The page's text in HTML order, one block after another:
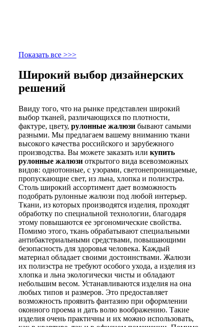
Показать все >>>
Широкий выбор дизайнерских
решений
Ввиду того, что на рынке представлен широкий
выбор тканей, различающихся по плотности,
фактуре, цвету, рулонные жалюзи бывают самыми
разными. Мы предлагаем вашему вниманию ткани
высокого качества российского и зарубежного
производства. Вы можете заказать или купить
рулонные жалюзи открытого вида всевозможных
видов: однотонные, с узорами, светонепроницаемые,
пропускающие свет, из льна, хлопка и полиэстра.
Столь широкий ассортимент дает возможность
подобрать рулонные жалюзи под любой интерьер.
Ткани, из которых производятся изделия, проходят
обработку по специальной технологии, благодаря
этому повышаются ее эргономические свойства.
Помимо этого, ткань обрабатывают специальными
антибактериальными средствами, повышающими
безопасность для здоровья человека. Каждый
материал обладает своими достоинствами. Жалюзи
их полиэстра не требуют особого ухода, а изделия из
хлопка и льна экологически чисты и обладают
небольшим весом. Устанавливаются изделия на она
любых типов и размеров. Это предоставляет
возможность проявить фантазию при оформлении
оконного проема и дать волю воображению. Такие
изделия очень практичны и их можно использовать,